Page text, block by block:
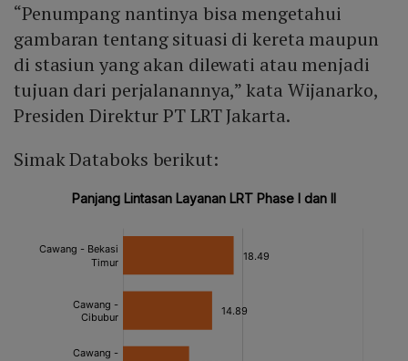
“Penumpang nantinya bisa mengetahui
gambaran tentang situasi di kereta maupun
di stasiun yang akan dilewati atau menjadi
tujuan dari perjalanannya,” kata Wijanarko,
Presiden Direktur PT LRT Jakarta.
Simak Databoks berikut: